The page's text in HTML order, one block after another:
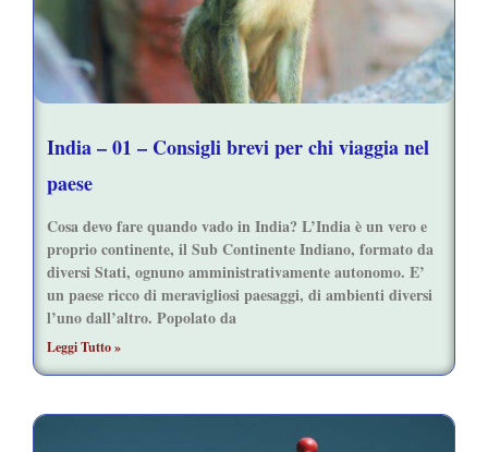
India – 01 – Consigli brevi per chi viaggia nel
paese
Cosa devo fare quando vado in India? L’India è un vero e
proprio continente, il Sub Continente Indiano, formato da
diversi Stati, ognuno amministrativamente autonomo. E’
un paese ricco di meravigliosi paesaggi, di ambienti diversi
l’uno dall’altro. Popolato da
Leggi Tutto »